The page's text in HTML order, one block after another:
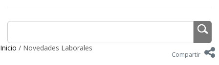
Inicio / Novedades Laborales
Compartir